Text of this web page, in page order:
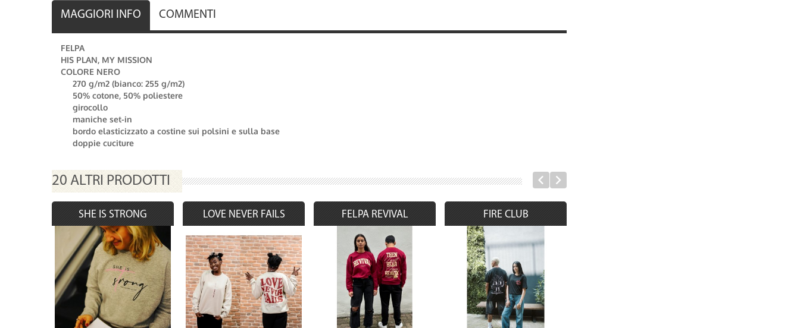
MAGGIORI INFO COMMENTI
FELPA
HIS PLAN, MY MISSION
COLORE NERO
270 g/m2 (bianco: 255 g/m2)
50% cotone, 50% poliestere
girocollo
maniche set-in
bordo elasticizzato a costine sui polsini e sulla base
doppie cuciture
20 ALTRI PRODOTTI
SHE IS STRONG LOVE NEVER FAILS FELPA REVIVAL FIRE CLUB